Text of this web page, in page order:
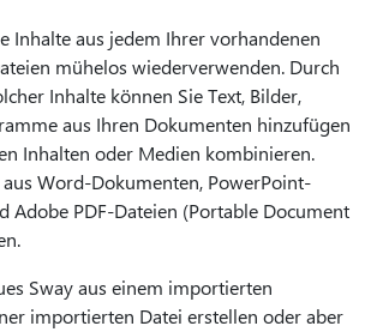
Inhalte aus jedem Ihrer vorhandenen
mühelos wiederverwenden. Durch
Inhalte können Sie Text, Bilder,
aus Ihren Dokumenten hinzufügen
Inhalten oder Medien kombinieren.
Word-Dokumenten, PowerPoint-
Adobe PDF-Dateien (Portable Document
Sway aus einem importierten
importierten Datei erstellen oder aber